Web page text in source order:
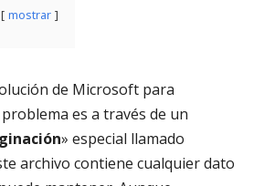
mostrar
de Microsoft para
es a través de un
» especial llamado
archivo contiene cualquier dato